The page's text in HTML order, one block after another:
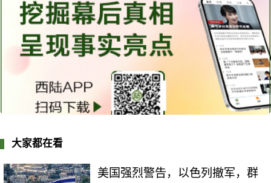
大家都在看
美国强烈警告，以色列撤军，群